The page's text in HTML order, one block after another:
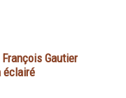
Gautier
éclairé